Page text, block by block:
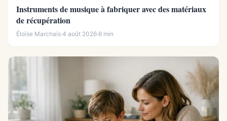
Instruments de musique à fabriquer avec des matériaux
de récupération
Éloïse Marchais·4 août 2026·6 min